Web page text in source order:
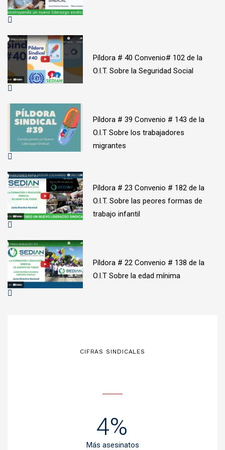
Píldora # 40 Convenio# 102 de la
O.I.T. Sobre la Seguridad Social
Píldora # 39 Convenio # 143 de la
O.I.T Sobre los trabajadores
migrantes
Píldora # 23 Convenio # 182 de la
O.I.T. Sobre las peores formas de
trabajo infantil
Píldora # 22 Convenio # 138 de la
O.I.T Sobre la edad mínima
CIFRAS SINDICALES
4%
Más asesinatos